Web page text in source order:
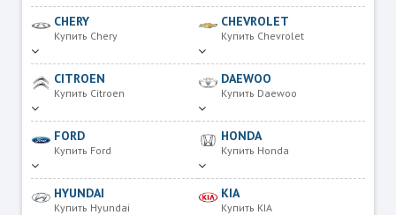
CHERY
Купить Chery
CHEVROLET
Купить Chevrolet
CITROEN
Купить Citroen
DAEWOO
Купить Daewoo
FORD
Купить Ford
HONDA
Купить Honda
HYUNDAI
Купить Hyundai
KIA
Купить KIA